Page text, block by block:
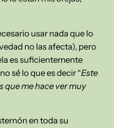
usar nada que lo
no las afecta), pero
es suficientemente
sé lo que es decir “Este
que me hace ver muy
en toda su